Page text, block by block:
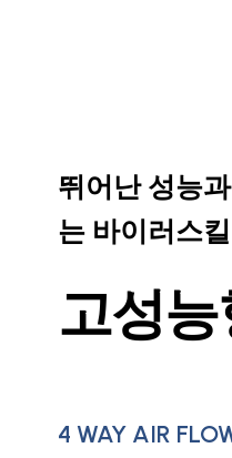
뛰어난 성능
는 바이러스
고성
4 WAY AIR